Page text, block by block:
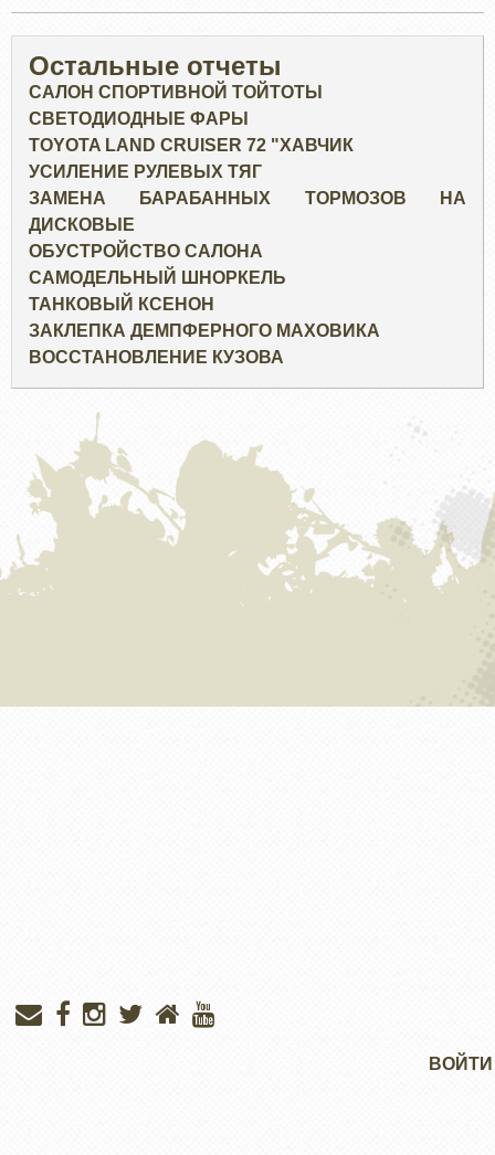
Остальные отчеты
САЛОН СПОРТИВНОЙ ТОЙТОТЫ
СВЕТОДИОДНЫЕ ФАРЫ
TOYOTA LAND CRUISER 72 "ХАВЧИК
УСИЛЕНИЕ РУЛЕВЫХ ТЯГ
ЗАМЕНА БАРАБАННЫХ ТОРМОЗОВ НА
ДИСКОВЫЕ
ОБУСТРОЙСТВО САЛОНА
САМОДЕЛЬНЫЙ ШНОРКЕЛЬ
ТАНКОВЫЙ КСЕНОН
ЗАКЛЕПКА ДЕМПФЕРНОГО МАХОВИКА
ВОССТАНОВЛЕНИЕ КУЗОВА
ВОЙТИ